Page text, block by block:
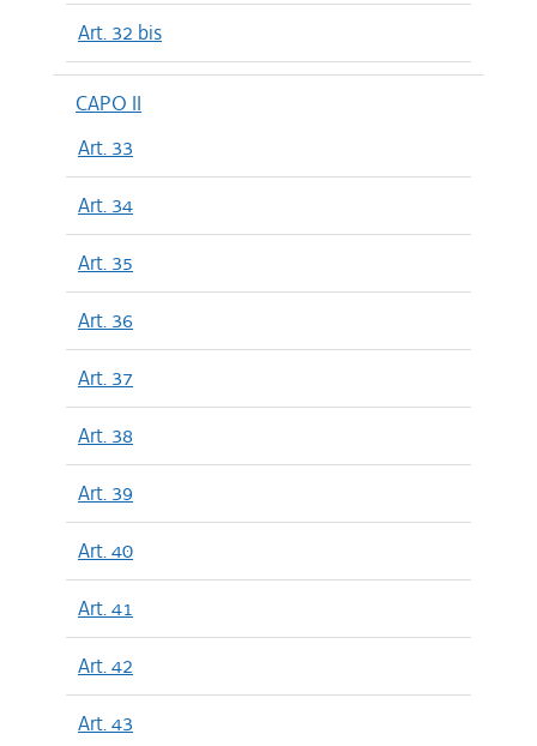
Art. 32 bis
CAPO II
Art. 33
Art. 34
Art. 35
Art. 36
Art. 37
Art. 38
Art. 39
Art. 40
Art. 41
Art. 42
Art. 43